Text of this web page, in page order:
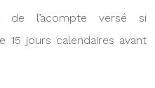
de l’acompte versé si
15 jours calendaires avant